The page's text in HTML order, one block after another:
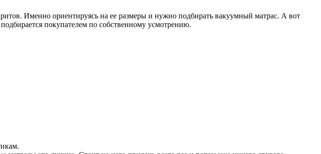
Именно ориентируясь на ее размеры и нужно подбирать вакуумный матрас. А вот
покупателем по собственному усмотрению.